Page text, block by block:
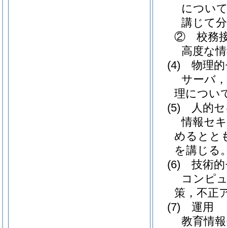
につい
講じて
② 校務接
高度な
(4) 物理的
サーバ
理につい
(5) 人的セ
情報セ
めるとと
を講じる
(6) 技術的
コンピ
策，不正
(7) 運用
教育情